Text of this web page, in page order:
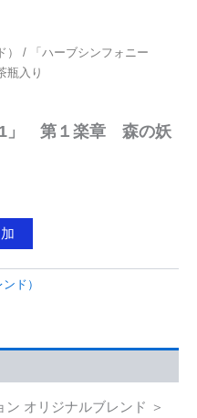
/ 「ハーブシンフォニー
入り
」 第１楽章 森の妖
ド）
ン オリジナルブレンド ＞